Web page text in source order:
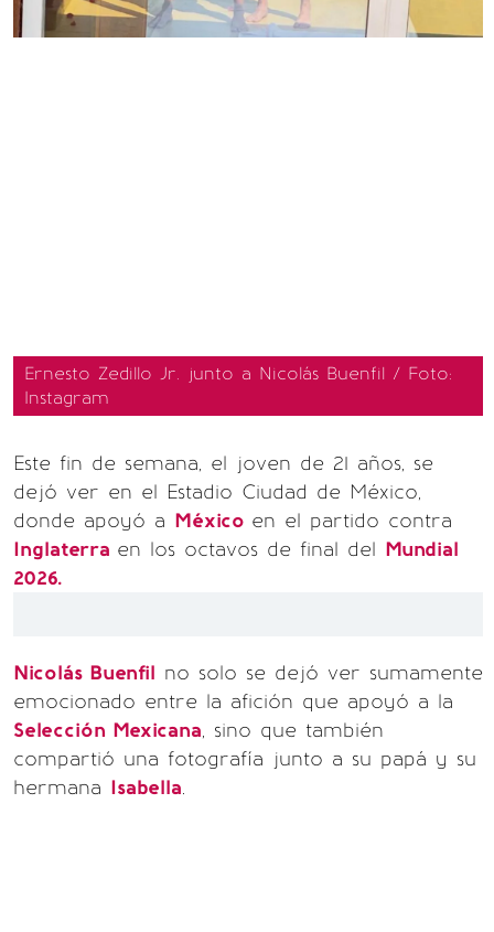
Ernesto Zedillo Jr. junto a Nicolás Buenfil / Foto:
Instagram
Este fin de semana, el joven de 21 años, se
dejó ver en el Estadio Ciudad de México,
donde apoyó a México en el partido contra
Inglaterra en los octavos de final del Mundial
2026.
Nicolás Buenfil no solo se dejó ver sumamente
emocionado entre la afición que apoyó a la
Selección Mexicana, sino que también
compartió una fotografía junto a su papá y su
hermana Isabella.